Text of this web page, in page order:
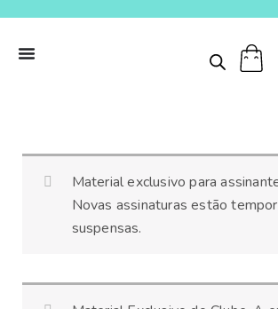
Material exclusivo para
Novas assinaturas estão
suspensas.
interativo
quantidade